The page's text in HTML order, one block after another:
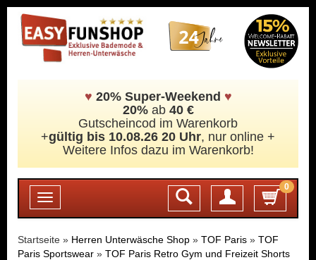
♥ 20% Super-Weekend ♥
20%ab 40 €
Gutscheincod im Warenkorb
+gültig bis 10.08.26 20 Uhr, nur online +
Weitere Infos dazu im Warenkorb!
Toggle
navigation
0
Login
Startseite » Herren Unterwäsche Shop » TOF Paris » TOF
Paris Sportswear » TOF Paris Retro Gym und Freizeit Shorts